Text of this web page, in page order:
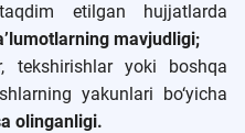
etilgan hujjatlarda
mavjudligi;
tekshirishlar yoki boshqa
yakunlari bo‘yicha
olinganligi.